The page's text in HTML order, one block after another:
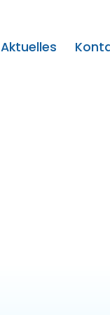
Aktuelles